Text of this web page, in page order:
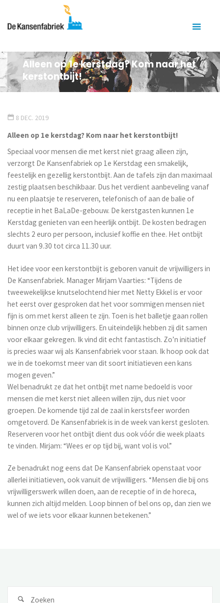
Alleen op 1e kerstdag? Kom naar het
kerstontbijt!
8 DEC. 2019
Alleen op 1e kerstdag? Kom naar het kerstontbijt!
Speciaal voor mensen die met kerst niet graag alleen zijn,
verzorgt De Kansenfabriek op 1e Kerstdag een smakelijk,
feestelijk en gezellig kerstontbijt. Aan de tafels zijn dan maximaal
zestig plaatsen beschikbaar. Dus het verdient aanbeveling vanaf
nu een plaatsje te reserveren, telefonisch of aan de balie of
receptie in het BaLaDe-gebouw. De kerstgasten kunnen 1e
Kerstdag genieten van een heerlijk ontbijt. De kosten bedragen
slechts 2 euro per persoon, inclusief koffie en thee. Het ontbijt
duurt van 9.30 tot circa 11.30 uur.
Het idee voor een kerstontbijt is geboren vanuit de vrijwilligers in
De Kansenfabriek. Manager Mirjam Vaarties: “Tijdens de
tweewekelijkse knutselochtend hier met Netty Ekkel is er voor
het eerst over gesproken dat het voor sommigen mensen niet
fijn is om met kerst alleen te zijn. Toen is het balletje gaan rollen
binnen onze club vrijwilligers. En uiteindelijk hebben zij dit samen
voor elkaar gekregen. Ik vind dit echt fantastisch. Zo’n initiatief
is precies waar wij als Kansenfabriek voor staan. Ik hoop ook dat
we in de toekomst meer van dit soort initiatieven een kans
mogen geven.”
Wel benadrukt ze dat het ontbijt met name bedoeld is voor
mensen die met kerst niet alleen willen zijn, dus niet voor
groepen. De komende tijd zal de zaal in kerstsfeer worden
omgetoverd. De Kansenfabriek is in de week van kerst gesloten.
Reserveren voor het ontbijt dient dus ook vóór die week plaats
te vinden. Mirjam: “Wees er op tijd bij, want vol is vol.”
Ze benadrukt nog eens dat De Kansenfabriek openstaat voor
allerlei initiatieven, ook vanuit de vrijwilligers. “Mensen die bij ons
vrijwilligerswerk willen doen, aan de receptie of in de horeca,
kunnen zich altijd melden. Loop binnen of bel ons op, dan zien we
wel of we iets voor elkaar kunnen betekenen.”